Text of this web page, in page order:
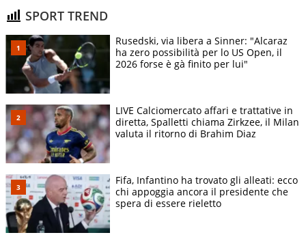
SPORT TREND
Rusedski, via libera a Sinner: "Alcaraz
ha zero possibilità per lo US Open, il
2026 forse è gà finito per lui"
LIVE Calciomercato affari e trattative in
diretta, Spalletti chiama Zirkzee, il Milan
valuta il ritorno di Brahim Diaz
Fifa, Infantino ha trovato gli alleati: ecco
chi appoggia ancora il presidente che
spera di essere rieletto